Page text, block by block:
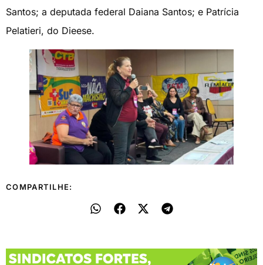
Santos; a deputada federal Daiana Santos; e Patrícia
Pelatieri, do Dieese.
COMPARTILHE: